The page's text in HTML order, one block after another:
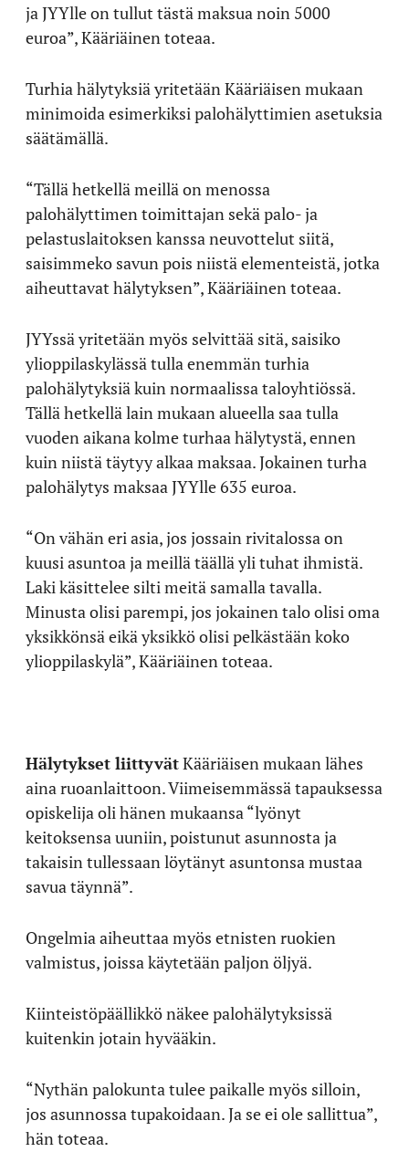
ja JYYlle on tullut tästä maksua noin 5000
euroa”, Kääriäinen toteaa.
Turhia hälytyksiä yritetään Kääriäisen mukaan
minimoida esimerkiksi palohälyttimien asetuksia
säätämällä.
“Tällä hetkellä meillä on menossa
palohälyttimen toimittajan sekä palo- ja
pelastuslaitoksen kanssa neuvottelut siitä,
saisimmeko savun pois niistä elementeistä, jotka
aiheuttavat hälytyksen”, Kääriäinen toteaa.
JYYssä yritetään myös selvittää sitä, saisiko
ylioppilaskylässä tulla enemmän turhia
palohälytyksiä kuin normaalissa taloyhtiössä.
Tällä hetkellä lain mukaan alueella saa tulla
vuoden aikana kolme turhaa hälytystä, ennen
kuin niistä täytyy alkaa maksaa. Jokainen turha
palohälytys maksaa JYYlle 635 euroa.
“On vähän eri asia, jos jossain rivitalossa on
kuusi asuntoa ja meillä täällä yli tuhat ihmistä.
Laki käsittelee silti meitä samalla tavalla.
Minusta olisi parempi, jos jokainen talo olisi oma
yksikkönsä eikä yksikkö olisi pelkästään koko
ylioppilaskylä”, Kääriäinen toteaa.
Hälytykset liittyvätKääriäisen mukaan lähes
aina ruoanlaittoon. Viimeisemmässä tapauksessa
opiskelija oli hänen mukaansa “lyönyt
keitoksensa uuniin, poistunut asunnosta ja
takaisin tullessaan löytänyt asuntonsa mustaa
savua täynnä”.
Ongelmia aiheuttaa myös etnisten ruokien
valmistus, joissa käytetään paljon öljyä.
Kiinteistöpäällikkö näkee palohälytyksissä
kuitenkin jotain hyvääkin.
“Nythän palokunta tulee paikalle myös silloin,
jos asunnossa tupakoidaan. Ja se ei ole sallittua”,
hän toteaa.